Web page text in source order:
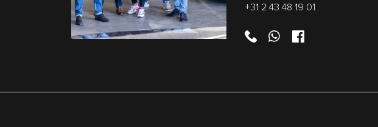
+31 2 43 48 19 01